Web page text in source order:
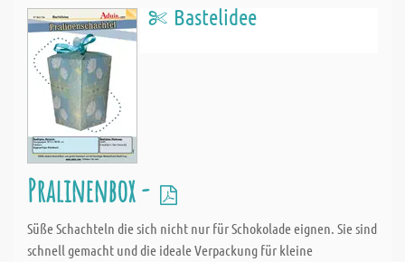
Bastelidee
Pralinenbox -
Süße Schachteln die sich nicht nur für Schokolade eignen. Sie sind
schnell gemacht und die ideale Verpackung für kleine